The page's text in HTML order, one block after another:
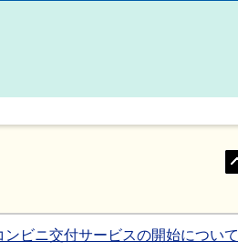
ビニ交付サービスの開始について